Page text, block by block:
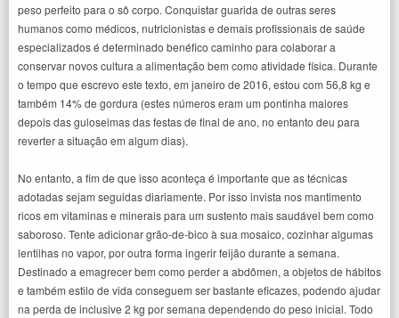
peso perfeito para o sô corpo. Conquistar guarida de outras seres
humanos como médicos, nutricionistas e demais profissionais de saúde
especializados é determinado benéfico caminho para colaborar a
conservar novos cultura a alimentação bem como atividade física. Durante
o tempo que escrevo este texto, em janeiro de 2016, estou com 56,8 kg e
também 14% de gordura (estes números eram um pontinha maiores
depois das guloseimas das festas de final de ano, no entanto deu para
reverter a situação em algum dias).
No entanto, a fim de que isso aconteça é importante que as técnicas
adotadas sejam seguidas diariamente. Por isso invista nos mantimento
ricos em vitaminas e minerais para um sustento mais saudável bem como
saboroso. Tente adicionar grão-de-bico à sua mosaico, cozinhar algumas
lentilhas no vapor, por outra forma ingerir feijão durante a semana.
Destinado a emagrecer bem como perder a abdômen, a objetos de hábitos
e também estilo de vida conseguem ser bastante eficazes, podendo ajudar
na perda de inclusive 2 kg por semana dependendo do peso inicial. Todo